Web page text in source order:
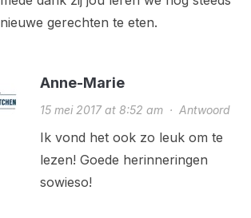
nieuwe gerechten te eten.
Anne-Marie
15 mei 2017 at 8:52 am· Antwoord
Ik vond het ook zo leuk om te
lezen! Goede herinneringen
sowieso!